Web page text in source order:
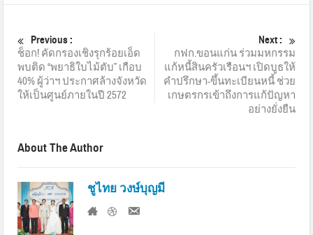
Previous :
ช็อก! คัดกรองเชิงรุกร้อยเอ็ด
พบติด “พยาธิใบไม้ตับ” เกือบ
40% ผู้ว่าฯ ประกาศล้างจังหวัด
ให้เป็นศูนย์ภายในปี 2572
Next :
กฟก.ขอนแก่น ร่วมมหกรรม
แก้หนี้สินครัวเรือนฯ เปิดบูธให้
คำปรึกษา-ขึ้นทะเบียนหนี้ ช่วย
เกษตรกรเข้าถึงการแก้ปัญหา
อย่างยั่งยืน
About The Author
ชูไทย วงษ์บุญมี